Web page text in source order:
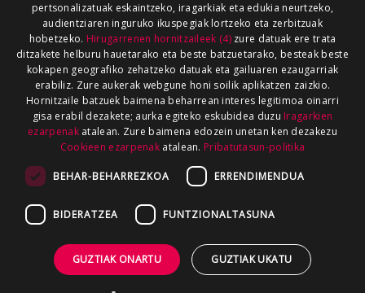
pertsonalizatuak eskaintzeko, iragarkiak eta edukia neurtzeko,
audientziaren inguruko ikuspegiak lortzeko eta zerbitzuak
hobetzeko. Hirugarrenen hornitzaileek (4)zure datuak ere trata
ditzakete helburu hauetarako eta beste batzuetarako, besteak beste
kokapen geografiko zehatzeko datuak eta gailuaren ezaugarriak
erabiliz. Zure aukerak webgune honi soilik aplikatzen zaizkio.
Hornitzaile batzuek baimena beharrean interes legitimoa oinarri
gisa erabil dezakete; aurka egiteko eskubidea duzu Iragarkien
ezarpenakatalean. Zure baimena edozein unetan ken dezakezu
Cookieen ezarpenak atalean. Pribatutasun-politika
BEHAR-BEHARREZKOA ERRENDIMENDUA
BIDERATZEA FUNTZIONALTASUNA
GUZTIAK ONARTU GUZTIAK UKATU